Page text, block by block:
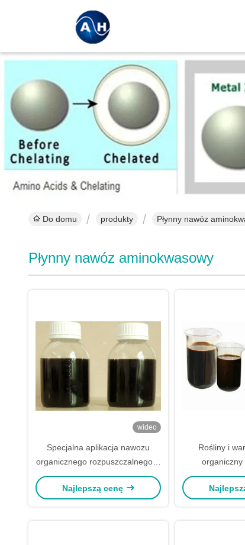
Do domu produkty Płynny nawóz
Płynny nawóz aminokwasowy
wideo
Specjalna aplikacja nawozu
organicznego rozpuszczalnego w
wodzie do stosowania i
pakowania warzyw w bębnie Ibc
Najlepszą cenę
Rośliny i
organiczny